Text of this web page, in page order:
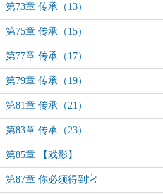
第73章 传承（13）
第75章 传承（15）
第77章 传承（17）
第79章 传承（19）
第81章 传承（21）
第83章 传承（23）
第85章 【戏影】
第87章 你必须得到它